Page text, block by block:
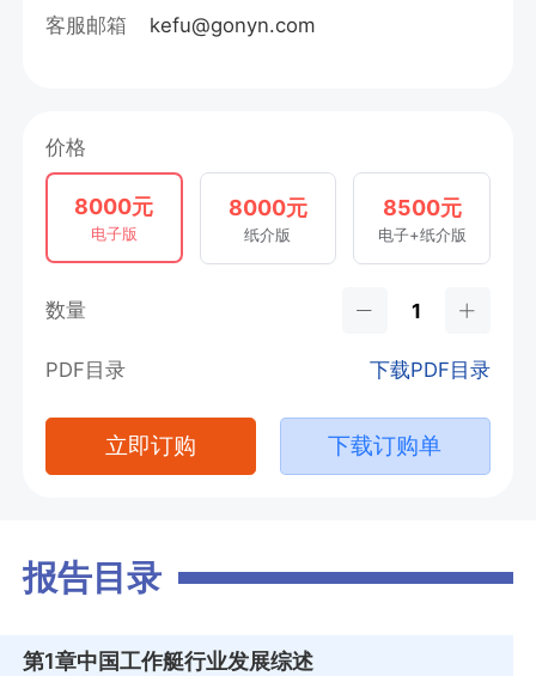
客服邮箱 kefu@gonyn.com
价格
8000元
电子版
8000元
纸介版
8500元
电子+纸介版
数量
PDF目录 下载PDF目录
立即订购 下载订购单
报告目录
第1章中国工作艇行业发展综述